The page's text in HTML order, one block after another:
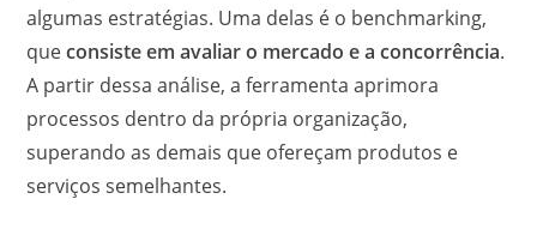
algumas estratégias. Uma delas é o benchmarking,
queconsiste em avaliar o mercado e a concorrência.
A partir dessa análise, a ferramenta aprimora
processos dentro da própria organização,
superando as demais que ofereçam produtos e
serviços semelhantes.